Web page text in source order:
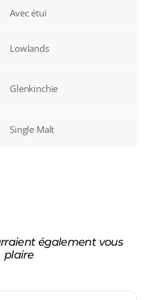
Avec étui
Lowlands
Glenkinchie
Single Malt
également vous
plaire